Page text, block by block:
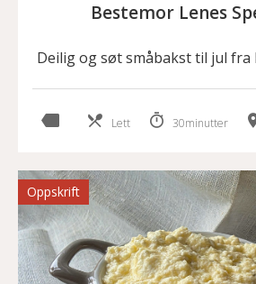
Bestemor Lenes
Deilig og søt småbakst til jul fra
Lett 30minutter
Oppskrift